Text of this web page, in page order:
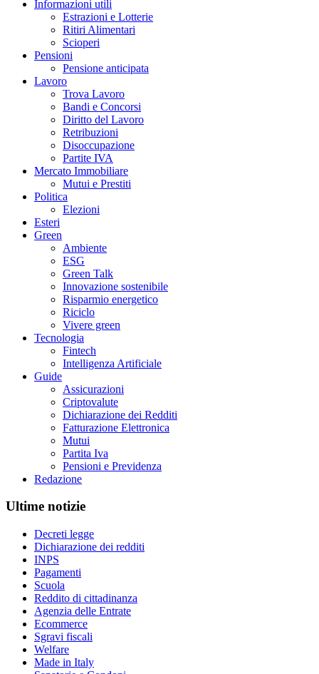
Informazioni utili
Estrazioni e Lotterie
Ritiri Alimentari
Scioperi
Pensioni
Pensione anticipata
Lavoro
Trova Lavoro
Bandi e Concorsi
Diritto del Lavoro
Retribuzioni
Disoccupazione
Partite IVA
Mercato Immobiliare
Mutui e Prestiti
Politica
Elezioni
Esteri
Green
Ambiente
ESG
Green Talk
Innovazione sostenibile
Risparmio energetico
Riciclo
Vivere green
Tecnologia
Fintech
Intelligenza Artificiale
Guide
Assicurazioni
Criptovalute
Dichiarazione dei Redditi
Fatturazione Elettronica
Mutui
Partita Iva
Pensioni e Previdenza
Redazione
Ultime notizie
Decreti legge
Dichiarazione dei redditi
INPS
Pagamenti
Scuola
Reddito di cittadinanza
Agenzia delle Entrate
Ecommerce
Sgravi fiscali
Welfare
Made in Italy